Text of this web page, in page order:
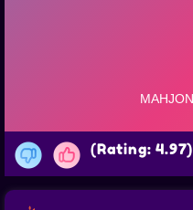
(Rating: 4.97)